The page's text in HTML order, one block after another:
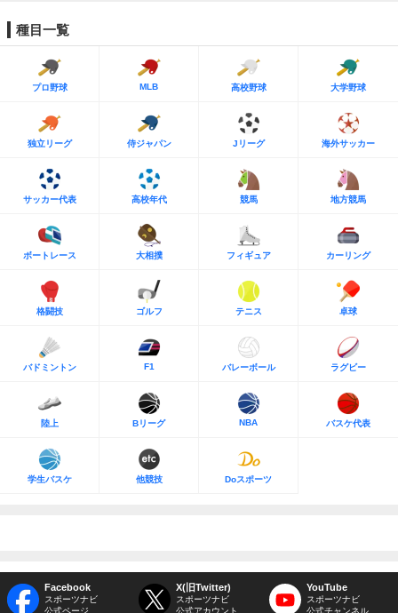
種目一覧
プロ野球 MLB 高校野球 大学野球
独立リーグ 侍ジャパン Jリーグ 海外サッカー
サッカー代表 高校年代 競馬 地方競馬
ボートレース 大相撲 フィギュア カーリング
格闘技 ゴルフ テニス 卓球
バドミントン F1 バレーボール ラグビー
陸上 Bリーグ NBA バスケ代表
学生バスケ 他競技 Doスポーツ
Facebook
スポーツナビ
公式ページ
X(旧Twitter)
スポーツナビ
公式アカウント
YouTube
スポーツナビ
公式チャンネル